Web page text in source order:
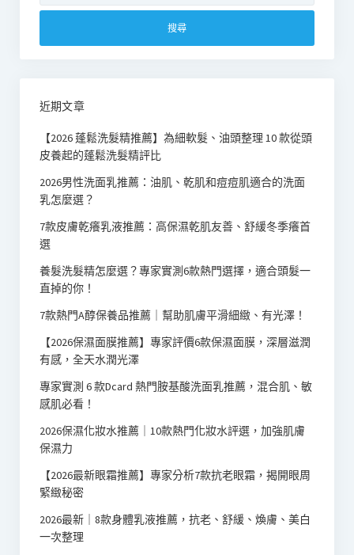
關
字:
近期文章
【2026 蓬鬆洗髮精推薦】為細軟髮、油頭整理 10 款從頭
皮養起的蓬鬆洗髮精評比
2026男性洗面乳推薦：油肌、乾肌和痘痘肌適合的洗面
乳怎麼選？
7款皮膚乾癢乳液推薦：高保濕乾肌友善、舒緩冬季癢首
選
養髮洗髮精怎麼選？專家實測6款熱門選擇，適合頭髮一
直掉的你！
7款熱門A醇保養品推薦｜幫助肌膚平滑細緻、有光澤！
【2026保濕面膜推薦】專家評價6款保濕面膜，深層滋潤
有感，全天水潤光澤
專家實測 6 款Dcard 熱門胺基酸洗面乳推薦，混合肌、敏
感肌必看！
2026保濕化妝水推薦｜10款熱門化妝水評選，加強肌膚
保濕力
【2026最新眼霜推薦】專家分析7款抗老眼霜，揭開眼周
緊緻秘密
2026最新｜8款身體乳液推薦，抗老、舒緩、煥膚、美白
一次整理